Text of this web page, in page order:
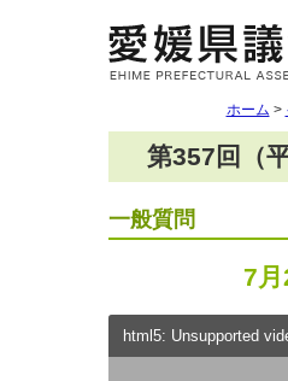
ホーム >
第357回（
一般質問
7
html5: Unsupported